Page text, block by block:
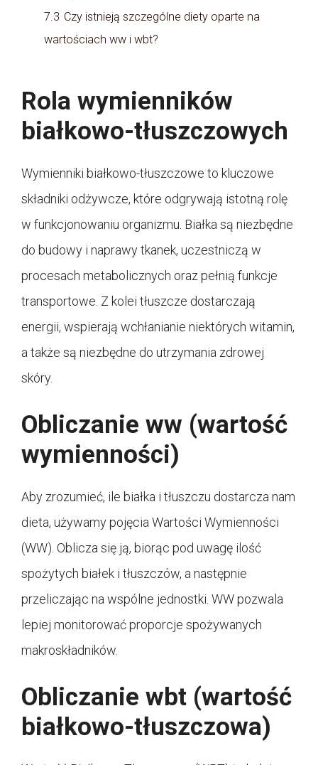
7.3 Czy istnieją szczególne diety oparte na
wartościach ww i wbt?
Rola wymienników
białkowo-tłuszczowych
Wymienniki białkowo-tłuszczowe to kluczowe
składniki odżywcze, które odgrywają istotną rolę
w funkcjonowaniu organizmu. Białka są niezbędne
do budowy i naprawy tkanek, uczestniczą w
procesach metabolicznych oraz pełnią funkcje
transportowe. Z kolei tłuszcze dostarczają
energii, wspierają wchłanianie niektórych witamin,
a także są niezbędne do utrzymania zdrowej
skóry.
Obliczanie ww (wartość
wymienności)
Aby zrozumieć, ile białka i tłuszczu dostarcza nam
dieta, używamy pojęcia Wartości Wymienności
(WW). Oblicza się ją, biorąc pod uwagę ilość
spożytych białek i tłuszczów, a następnie
przeliczając na wspólne jednostki. WW pozwala
lepiej monitorować proporcje spożywanych
makroskładników.
Obliczanie wbt (wartość
białkowo-tłuszczowa)